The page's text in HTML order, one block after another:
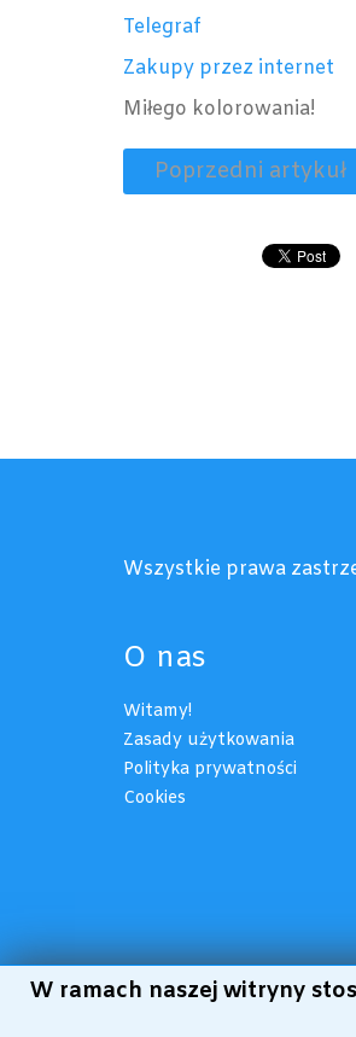
W ramach naszej witryny
Telegraf
Zakupy przez internet
Miłego kolorowania!
Poprzedni artykuł
Wszystkie prawa
O nas
Witamy!
Zasady użytkowania
Polityka prywatności
Cookies